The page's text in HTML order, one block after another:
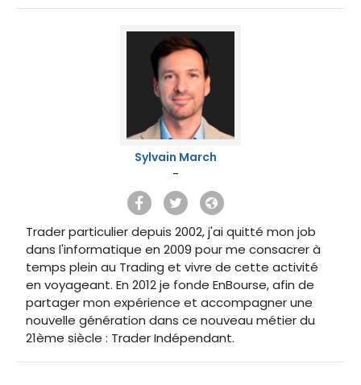
Sylvain March
-
Trader particulier depuis 2002, j'ai quitté mon job
dans l'informatique en 2009 pour me consacrer à
temps plein au Trading et vivre de cette activité
en voyageant. En 2012 je fonde EnBourse, afin de
partager mon expérience et accompagner une
nouvelle génération dans ce nouveau métier du
21ème siècle : Trader Indépendant.